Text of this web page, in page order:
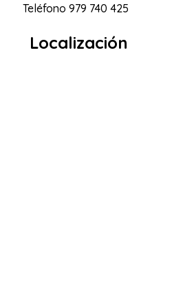
Teléfono 979 740 425
Localización